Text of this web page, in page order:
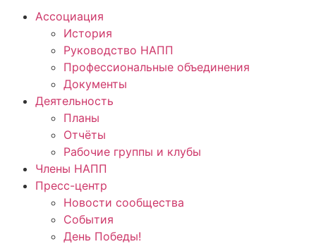
Ассоциация
История
Руководство НАПП
Профессиональные объединения
Документы
Деятельность
Планы
Отчёты
Рабочие группы и клубы
Члены НАПП
Пресс-центр
Новости сообщества
События
День Победы!